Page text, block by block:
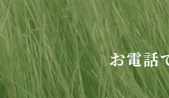
お電話